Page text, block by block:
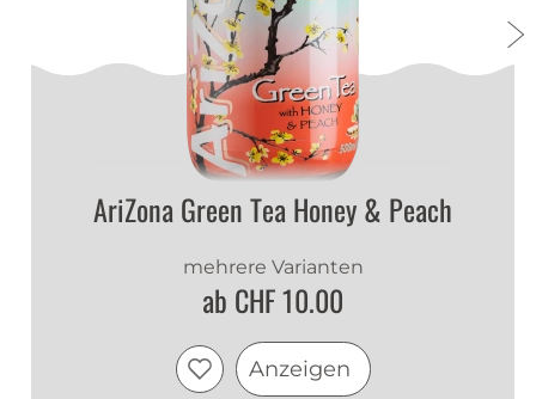
29.04.2022
Super Produkt
Super Getränk es ist bisschen süss aber genau
richtig der green tee von Arizona ist
geschmaklich ein Hit.
Ich empfehle ihn weiter
AriZona Green Tea Honey & Peach
mehrere Varianten
ab CHF 10.00
Anzeigen